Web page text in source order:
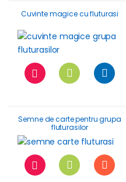
Cuvinte magice cu fluturasi
Semne de carte pentru grupa
fluturasilor